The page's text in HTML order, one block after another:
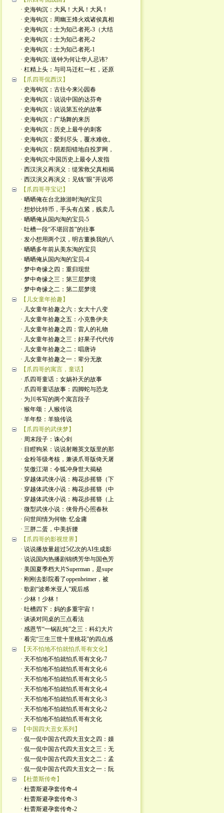
· 史海钩沉：大风！大风！大风！
· 史海钩沉：周幽王烽火戏诸侯真相
· 史海钩沉：士为知己者死-3（大结
· 史海钩沉：士为知己者死-2
· 史海钩沉：士为知己者死-1
· 史海钩沉: 送钟为何让华人忌讳?
· 杠精上头：与司马迁杠一杠，还原
【爪四哥侃西汉】
· 史海钩沉：古往今来沁园春
· 史海钩沉：说说中国的达芬奇
· 史海钩沉：说说第五伦的故事
· 史海钩沉：广场舞的来历
· 史海钩沉：历史上最牛的刺客
· 史海钩沉：爱到尽头，覆水难收。
· 史海钩沉：阴差阳错地自投罗网，
· 史海钩沉:中国历史上最令人发指
· 西汉演义再演义：缇萦救父真相揭
· 西汉演义再演义：见钱“眼”开说邓
【爪四哥寻宝记】
· 晒晒俺在台北旅游时淘的宝贝
· 想炒比特币，手头有点紧，贱卖几
· 晒晒俺从国内淘的宝贝-5
· 吐槽一段“不堪回首”的往事
· 发小想用两个汉，明古董换我的八
· 晒晒多年前从美东淘的宝贝
· 晒晒俺从国内淘的宝贝-4
· 梦中奇缘之四：重归现世
· 梦中奇缘之三：第三层梦境
· 梦中奇缘之二：第二层梦境
【儿女童年拾趣】
· 儿女童年拾趣之六：女大十八变
· 儿女童年拾趣之五：小克鲁伊夫
· 儿女童年拾趣之四：雷人的礼物
· 儿女童年拾趣之三：好果子代代传
· 儿女童年拾趣之二：唱唐诗
· 儿女童年拾趣之一：辈分无敌
【爪四哥的寓言，童话】
· 爪四哥童话：女娲补天的故事
· 爪四哥童话故事：四脚蛇与恐龙
· 为川爷写的两个寓言段子
· 猴年颂：人猴传说
· 羊年祭：羊狼传说
【爪四哥的武侠梦】
· 周末段子：诛心剑
· 目瞪狗呆：说说射雕英文版里的那
· 金粉等级考核，兼谈爪哥版倚天屠
· 笑傲江湖：令狐冲身世大揭秘
· 穿越体武侠小说：梅花步摇簪（下
· 穿越体武侠小说：梅花步摇簪（中
· 穿越体武侠小说：梅花步摇簪（上
· 微型武侠小说：侠骨丹心照春秋
· 问世间情为何物: 忆金庸
· 三胖二蛋，中美折腰
【爪四哥的影视世界】
· 说说播放量超过5亿次的AI生成影
· 说说国内热播剧锦绣芳华与国色芳
· 美国夏季档大片Superman，是supe
· 刚刚去影院看了oppenheimer，被
· 歌剧“波希米亚人”观后感
· 少林！少林！
· 吐槽四下：妈的多重宇宙！
· 谈谈对同桌的三点看法
· 感恩节“一锅乱炖”之三：科幻大片
· 看完“三生三世十里桃花”的四点感
【天不怕地不怕就怕爪哥有文化】
· 天不怕地不怕就怕爪哥有文化-7
· 天不怕地不怕就怕爪哥有文化-6
· 天不怕地不怕就怕爪哥有文化-5
· 天不怕地不怕就怕爪哥有文化-4
· 天不怕地不怕就怕爪哥有文化-3
· 天不怕地不怕就怕爪哥有文化-2
· 天不怕地不怕就怕爪哥有文化
【中国四大丑女系列】
· 侃一侃中国古代四大丑女之四：嫫
· 侃一侃中国古代四大丑女之三：无
· 侃一侃中国古代四大丑女之二：孟
· 侃一侃中国古代四大丑女之一：阮
【杜蕾斯传奇】
· 杜蕾斯避孕套传奇-4
· 杜蕾斯避孕套传奇-3
· 杜蕾斯避孕套传奇-2